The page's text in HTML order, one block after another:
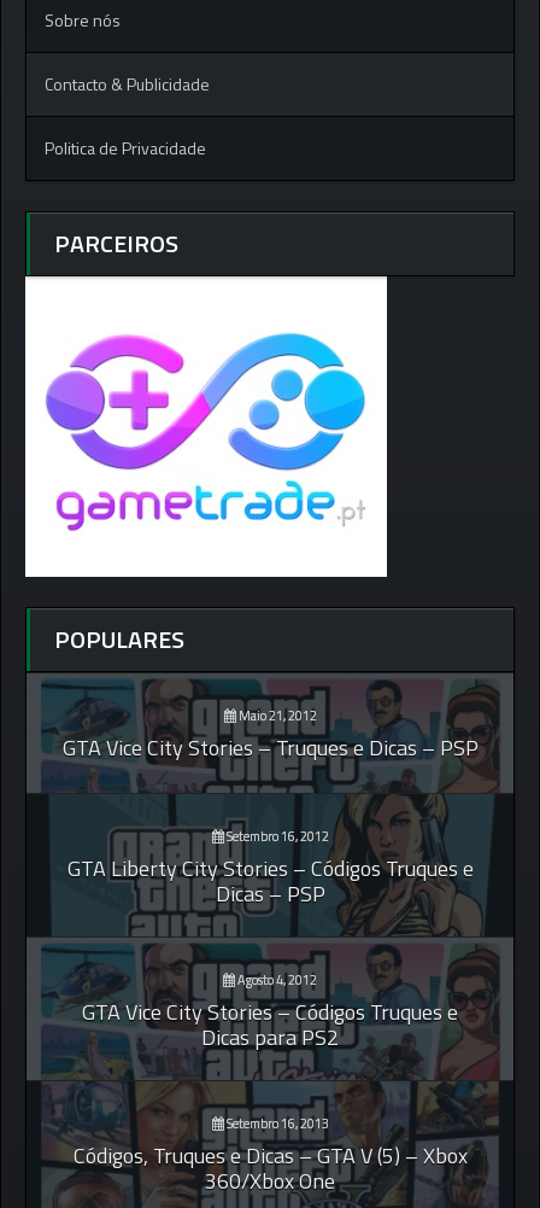
Sobre nós
Contacto & Publicidade
Politica de Privacidade
PARCEIROS
POPULARES
Maio 21, 2012
GTA Vice City Stories – Truques e Dicas – PSP
Setembro 16, 2012
GTA Liberty City Stories – Códigos Truques e
Dicas – PSP
Agosto 4, 2012
GTA Vice City Stories – Códigos Truques e
Dicas para PS2
Setembro 16, 2013
Códigos, Truques e Dicas – GTA V (5) – Xbox
360/Xbox One